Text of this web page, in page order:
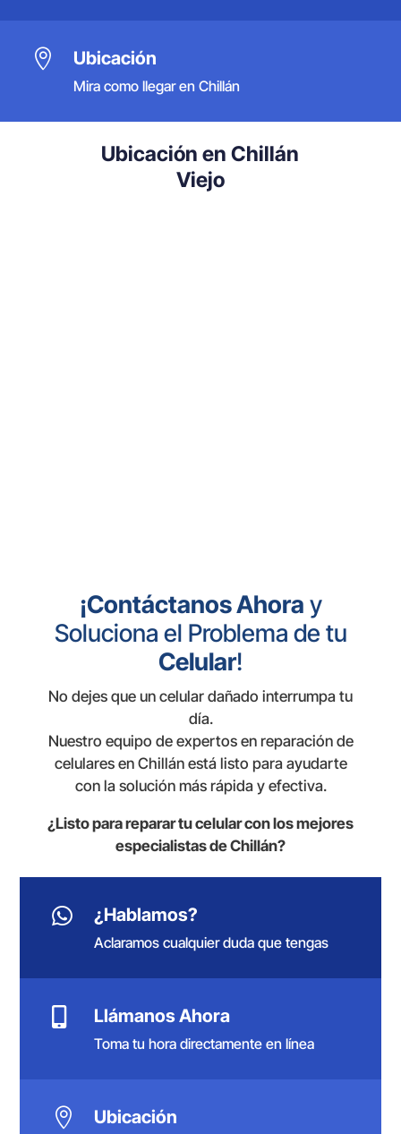
 Ubicación
Mira como llegar en Chillán
Ubicación en Chillán
Viejo
¡Contáctanos Ahora y
Soluciona el Problema de tu
Celular!
No dejes que un celular dañado interrumpa tu
día.
Nuestro equipo de expertos en reparación de
celulares en Chillán está listo para ayudarte
con la solución más rápida y efectiva.
¿Listo para reparar tu celular con los mejores
especialistas de Chillán?
 ¿Hablamos?
Aclaramos cualquier duda que tengas
Llámanos Ahora
Toma tu hora directamente en línea
 Ubicación